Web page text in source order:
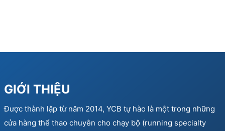
GIỚI THIỆU
Được thành lập từ năm 2014, YCB tự hào là một trong những
cửa hàng thể thao chuyên cho chạy bộ (running specialty